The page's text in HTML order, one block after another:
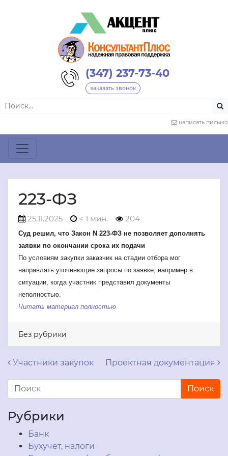
(347) 237-73-40
заказать звонок
написать письмо
223-ФЗ
25.11.2025 < 1 мин. 204
Суд решил, что Закон N 223-ФЗ не позволяет дополнять
заявки по окончании срока их подачи
По условиям закупки заказчик на стадии отбора мог
направлять уточняющие запросы по заявке, например в
ситуации, когда участник представил документы
неполностью.
Читать материал полностью
Без рубрики
Навигация по записям
Участники закупок Проектная документация
Рубрики
Банк
Бухучет, налоги